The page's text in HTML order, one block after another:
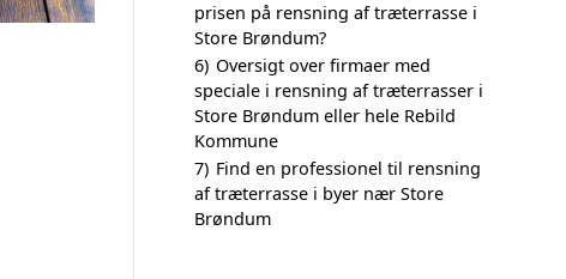
prisen på rensning af træterrasse i
Store Brøndum?
6) Oversigt over firmaer med
speciale i rensning af træterrasser i
Store Brøndum eller hele Rebild
Kommune
7) Find en professionel til rensning
af træterrasse i byer nær Store
Brøndum